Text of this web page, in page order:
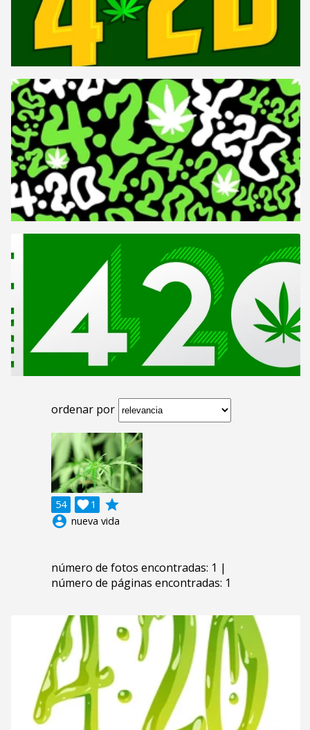
ordenar por
54 1

grade
account_circle nueva vida
número de fotos encontradas: 1 |
número de páginas encontradas: 1